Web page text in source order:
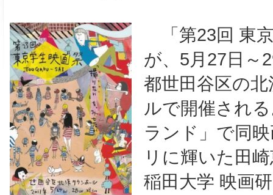
「第23回 東
が、5月27日～
都世田谷区の
ルで開催され
ランド」で同
リに輝いた田
稲田大学 映画